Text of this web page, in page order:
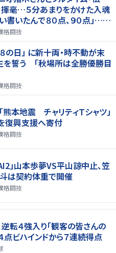
」揮毫…５分あまりをかけた入魂
書いたんで８０点、９０点」…
開催
格闘技
８の日」 に新十両・時不動が末
を誓う 「秋場所は全勝優勝目
格闘技
熊本地震 チャリティＴシャツ」
復興支援へ寄付
格闘技
」山本歩夢VS平山諒中止、笠
は契約体重で開催
格闘技
逆転４強入り「観客の皆さんの
点ビハインドから７連続得点